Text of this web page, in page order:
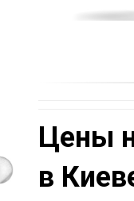
Цены
в